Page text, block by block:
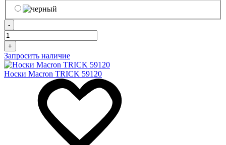
-
+
Запросить наличие
Носки Macron TRICK 59120